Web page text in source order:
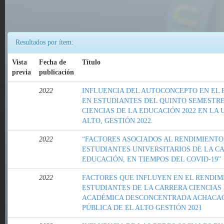
Resultados por ítem:
Vista
previa
Fecha de
publicación
Título
2022
INFLUENCIA DEL AUTOCONCEPTO EN EL
EN ESTUDIANTES DEL QUINTO
CIENCIAS DE LA EDUCACIÓN 2022 EN LA
ALTO, GESTIÓN 2022.
2022
“FACTORES ASOCIADOS AL
ESTUDIANTES UNIVERSITARIOS DE LA
EDUCACIÓN, EN TIEMPOS DEL COVID-19”
2022
FACTORES QUE INFLUYEN EN EL
ESTUDIANTES DE LA CARRERA
ACADÉMICA DESCONCENTRADA
PÚBLICA DE EL ALTO GESTIÓN 2021